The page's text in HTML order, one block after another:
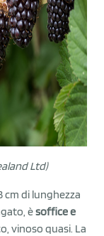
Ltd)
di lunghezza
èsoffice e
vinoso quasi. La